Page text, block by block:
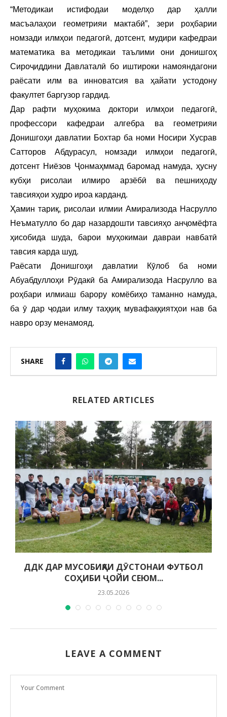
“Методикаи истифодаи моделҳо дар ҳалли
масъалаҳои геометрияи мактабӣ”, зери роҳбарии
номзади илмҳои педагогӣ, дотсент, мудири кафедраи
математика ва методикаи таълими они донишгоҳ
Сироҷиддини Давлаталӣ бо иштироки намояндагони
раёсати илм ва инноватсия ва ҳайати устодону
факултет баргузор гардид.
Дар рафти муҳокима доктори илмҳои педагогӣ,
профессори кафедраи алгебра ва геометрияи
Донишгоҳи давлатии Бохтар ба номи Носири Хусрав
Сатторов Абдурасул, номзади илмҳои педагогӣ,
дотсент Ниёзов Ҷонмаҳммад баромад намуда, ҳусну
кубҳи рисолаи илмиро арзёбӣ ва пешниҳоду
тавсияҳои худро ироа карданд.
Ҳамин тариқ, рисолаи илмии Амирализода Насрулло
Неъматулло бо дар назардошти тавсияҳо анҷомёфта
ҳисобида шуда, барои муҳокимаи давраи навбатӣ
тавсия карда шуд.
Раёсати Донишгоҳи давлатии Кӯлоб ба номи
Абуабдуллоҳи Рӯдакӣ ба Амирализода Насрулло ва
роҳбари илмиаш барору комёбиҳо таманно намуда,
ба ӯ дар ҷодаи илму таҳқиқ мувафаққиятҳои нав ба
навро орзу менамояд.
SHARE
RELATED ARTICLES
ДДК ДАР МУСОБИҚАИ ДӮСТОНАИ ФУТБОЛ
СОҲИБИ ҶОЙИ СЕЮМ...
23.05.2026
LEAVE A COMMENT